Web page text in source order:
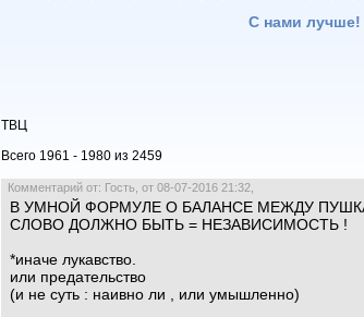
С нами лучше!
ТВЦ
Всего 1961 - 1980 из 2459
Комментарий от: Гость, от 08-07-2016 21:32,
В УМНОЙ ФОРМУЛЕ О БАЛАНСЕ МЕЖДУ
СЛОВО ДОЛЖНО БЫТЬ = НЕЗАВИСИМОСТЬ !
*иначе лукавство.
или предательство
(и не суть : наивно ли , или умышленно)